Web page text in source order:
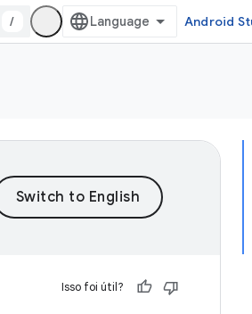
/ Android
Isso foi útil?